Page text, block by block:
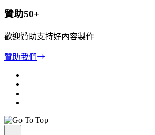
贊助50+
歡迎贊助支持好內容製作
贊助我們